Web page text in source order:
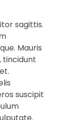
sagittis.
Mauris
tincidunt
suscipit